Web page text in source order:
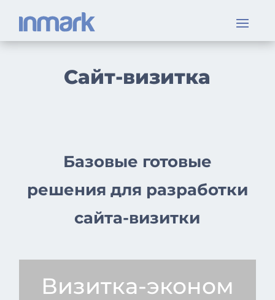
Сайт-визитка
Базовые готовые
решения для разработки
сайта-визитки
Визитка-эконом